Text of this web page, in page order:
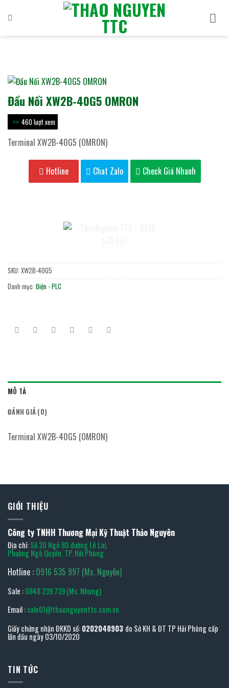
qua
Đầu Nối XW2B-40G5 OMRON
460 lượt xem
Terminal XW2B-40G5 (OMRON)
Hotline Chat Zalo Check Giá Nhanh
SKU: XW2B-40G5
Danh mục: Điện - PLC
MÔ TẢ
ĐÁNH GIÁ (0)
Terminal XW2B-40G5 (OMRON)
GIỚI THIỆU
Công ty TNHH Thương Mại Kỹ Thuật Thảo Nguyên
Địa chỉ:Số 20 Ngõ 80 đường Lê Lai,
Phường Ngô Quyền, TP. Hải Phòng
Hotline : 0916 535 997 (Ms. Nguyên)
Sale :0848 239 739 (Ms. Nhung)
Email :sale01@thaonguyenttc.com.vn
Giấy chứng nhận ĐKKD số:0202048903 do Sở KH & ĐT TP Hải Phòng cấp
lần đầu ngày 03/10/2020
TIN TỨC